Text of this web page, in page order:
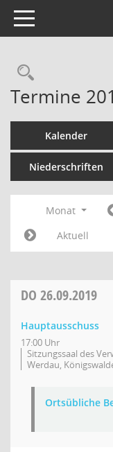
Toggle navigation
Termine
Kalender
Niederschriften
Monat
Aktuell
DO 26.09.2019
Hauptausschuss
17:00 Uhr
Sitzungssaal des
Werdau,
Ortsübliche